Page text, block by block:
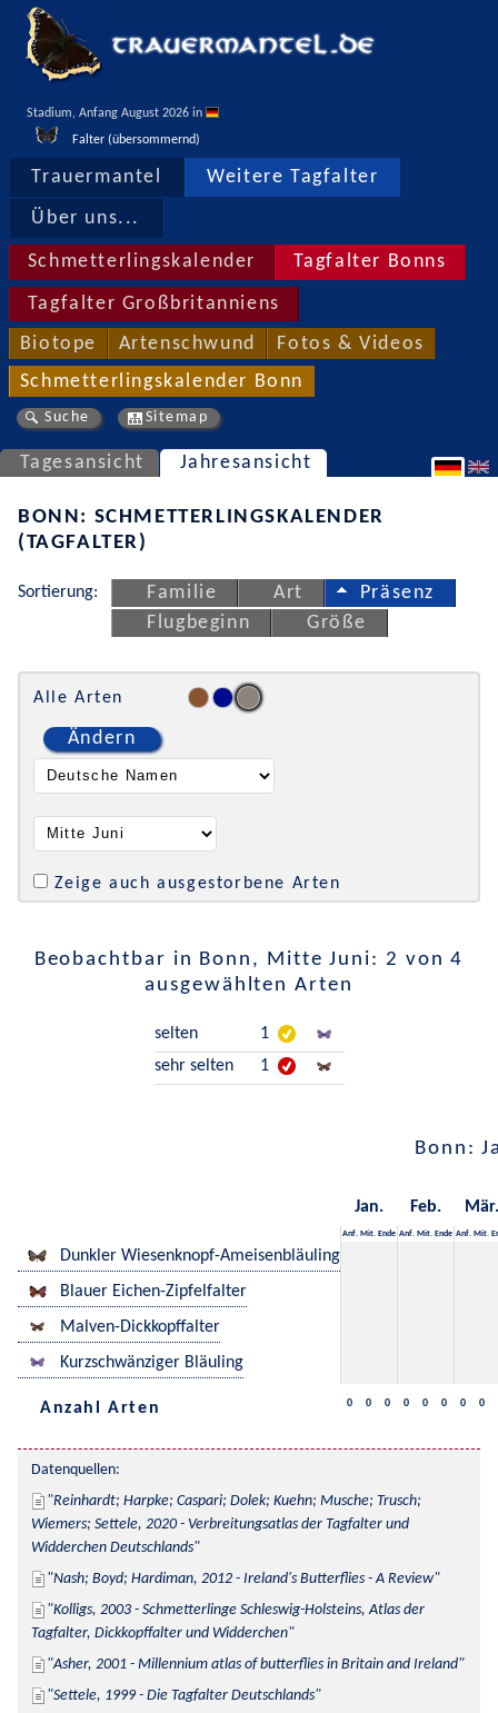
Stadium, Anfang August 2026 in
Falter (übersommernd)
Trauermantel Weitere Tagfalter
Über uns...
Schmetterlingskalender Tagfalter Bonns
Tagfalter Großbritanniens
Biotope Artenschwund Fotos & Videos
Schmetterlingskalender Bonn
Suche Sitemap
Tagesansicht Jahresansicht
BONN: SCHMETTERLINGSKALENDER
(TAGFALTER)
Sortierung: Familie Art
Präsenz
Flugbeginn
Größe
Alle Arten
Ändern
Zeige auch ausgestorbene Arten
Beobachtbar in Bonn, Mitte Juni: 2 von 4
ausgewählten Arten
selten
1
sehr selten
1
Bonn:
Jan. Feb. Mär.
Anf. Mit. Ende Anf. Mit. Ende Anf. Mit.
Dunkler Wiesenknopf-Ameisenbläuling
Blauer Eichen-Zipfelfalter
Malven-Dickkopffalter
Kurzschwänziger Bläuling
Anzahl Arten 0 0 0 0 0 0 0 0
Datenquellen:
Reinhardt; Harpke; Caspari; Dolek; Kuehn; Musche; Trusch;
Wiemers; Settele, 2020 - Verbreitungsatlas der Tagfalter und
Widderchen Deutschlands
Nash; Boyd; Hardiman, 2012 - Ireland's Butterflies - A Review
Kolligs, 2003 - Schmetterlinge Schleswig-Holsteins, Atlas der
Tagfalter, Dickkopffalter und Widderchen
Asher, 2001 - Millennium atlas of butterflies in Britain and Ireland
Settele, 1999 - Die Tagfalter Deutschlands